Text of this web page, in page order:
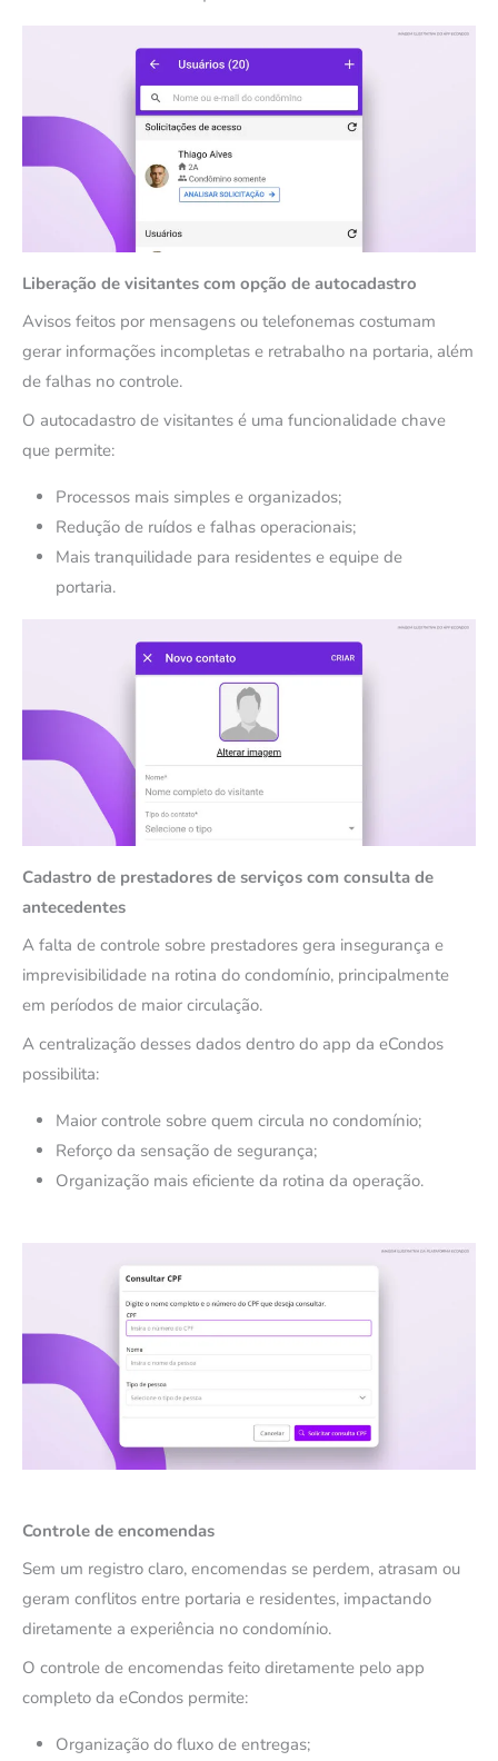
Liberação de visitantes com opção de autocadastro
Avisos feitos por mensagens ou telefonemas costumam
gerar informações incompletas e retrabalho na portaria, além
de falhas no controle.
O autocadastro de visitantes é uma funcionalidade chave
que permite:
Processos mais simples e organizados;
Redução de ruídos e falhas operacionais;
Mais tranquilidade para residentes e equipe de
portaria.
Cadastro de prestadores de serviços com consulta de
antecedentes
A falta de controle sobre prestadores gera insegurança e
imprevisibilidade na rotina do condomínio, principalmente
em períodos de maior circulação.
A centralização desses dados dentro do app da eCondos
possibilita:
Maior controle sobre quem circula no condomínio;
Reforço da sensação de segurança;
Organização mais eficiente da rotina da operação.
Controle de encomendas
Sem um registro claro, encomendas se perdem, atrasam ou
geram conflitos entre portaria e residentes, impactando
diretamente a experiência no condomínio.
O controle de encomendas feito diretamente pelo app
completo da eCondos permite:
Organização do fluxo de entregas;